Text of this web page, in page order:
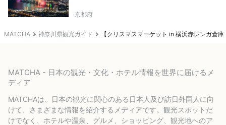
MATCHA 神奈川県観光ガイド 【クリスマスマーケット in 横浜赤レンガ倉
京都府
MATCHA - 日本の観光・文化・ホテル情報を世界に届けるメ
ディア
MATCHAは、日本の観光に関心のある日本人及び訪日外国人に向
けて、さまざまな情報を紹介するメディアです。観光スポットだ
けでなく、ホテルや温泉、グルメ、ショッピング、観光地へのア